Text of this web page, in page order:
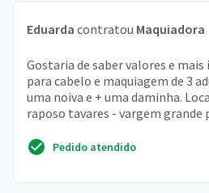
Eduarda contratou Maquiadora
Gostaria de saber valores e
para cabelo e maquiagem de 3
uma noiva e + uma daminha.
raposo tavares - vargem grande
Pedido atendido